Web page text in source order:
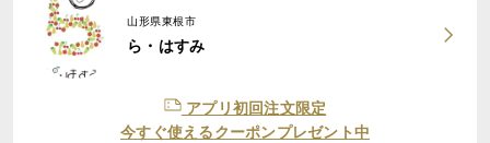
山形県東根市
ら・はすみ
アプリ初回注文限定
今すぐ使えるクーポンプレゼント中